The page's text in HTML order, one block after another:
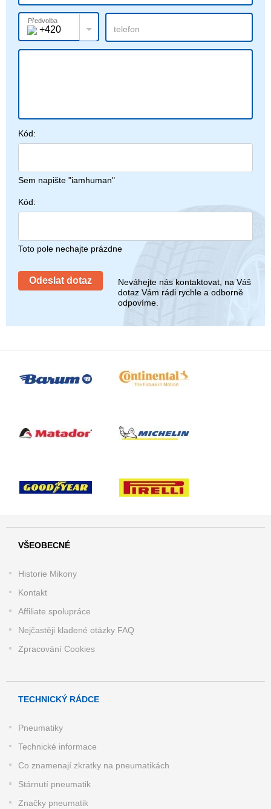
Předvolba
+420
Kód:
Sem napište "iamhuman"
Kód:
Toto pole nechajte prázdne
Neváhejte nás kontaktovat, na Váš
dotaz Vám rádi rychle a odborně
odpovíme.
VŠEOBECNÉ
Historie Mikony
Kontakt
Affiliate spolupráce
Nejčastěji kladené otázky FAQ
Zpracování Cookies
TECHNICKÝ RÁDCE
Pneumatiky
Technické informace
Co znamenají zkratky na pneumatikách
Stárnutí pneumatik
Značky pneumatik